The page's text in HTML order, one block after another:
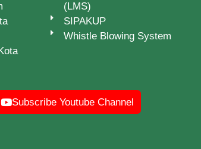
(LMS)
SIPAKUP
Whistle Blowing System
Subscribe Youtube Channel